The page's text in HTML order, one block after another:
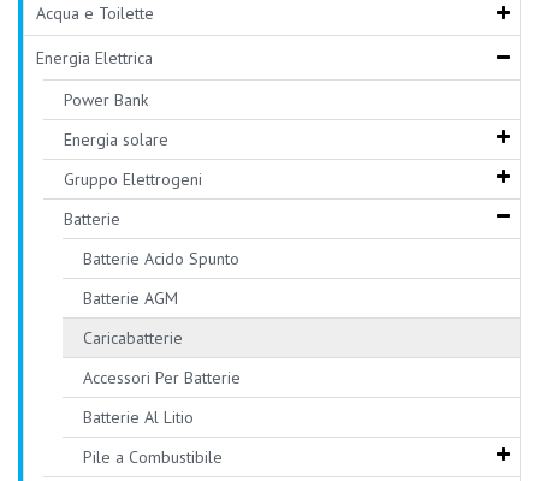
Acqua e Toilette
Energia Elettrica
Power Bank
Energia solare
Gruppo Elettrogeni
Batterie
Batterie Acido Spunto
Batterie AGM
Caricabatterie
Accessori Per Batterie
Batterie Al Litio
Pile a Combustibile